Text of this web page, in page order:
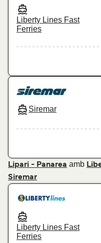
Liberty Lines Fast
Ferries
Siremar
Lipari - Panarea amb
Siremar
Liberty Lines Fast
Ferries